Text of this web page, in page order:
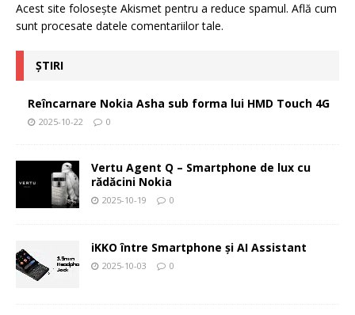
Acest site folosește Akismet pentru a reduce spamul. Află cum
sunt procesate datele comentariilor tale.
ȘTIRI
Reîncarnare Nokia Asha sub forma lui HMD Touch 4G
2025-10-22 0
Vertu Agent Q – Smartphone de lux cu
rădăcini Nokia
2025-10-19 0
iKKO între Smartphone și AI Assistant
2025-10-03 0